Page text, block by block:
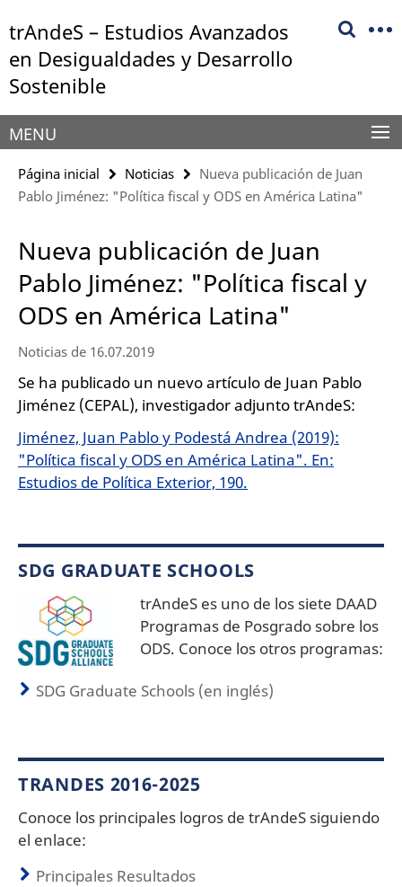
direkt
zu
Inhalt
trAndeS – Estudios Avanzados
en Desigualdades y Desarrollo
Sostenible
Herramientas
de
navegación
MENU
Página inicial Noticias
Nueva publicación de Juan
Pablo Jiménez: "Política fiscal y ODS en América Latina"
Nueva publicación de Juan
Pablo Jiménez: "Política fiscal y
ODS en América Latina"
Noticias de 16.07.2019
Se ha publicado un nuevo artículo de Juan Pablo
Jiménez (CEPAL), investigador adjunto trAndeS:
Jiménez, Juan Pablo y Podestá Andrea (2019):
"Política fiscal y ODS en América Latina". En:
Estudios de Política Exterior, 190.
SDG GRADUATE SCHOOLS
trAndeS es uno de los siete DAAD
Programas de Posgrado sobre los
ODS. Conoce los otros programas:
SDG Graduate Schools (en inglés)
TRANDES 2016-2025
Conoce los principales logros de trAndeS siguiendo
el enlace:
Principales Resultados